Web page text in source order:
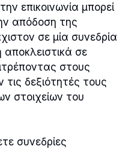
επικοινωνία μπορεί
απόδοση της
σε μία συνεδρία
σε
στους
τις δεξιότητές τους
στοιχείων του
συνεδρίες